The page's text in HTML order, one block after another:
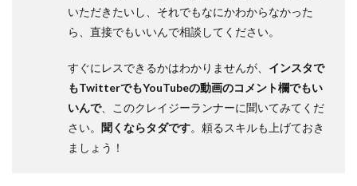
いただきたいし、それでもなにかわからなかった
ら、 直接でもいいんで相談してください。
すぐにレスできるかはわかりませんが、 インスタで
もTwitterでもYouTubeの動画のコメント欄でもい
いんで、このクレイジーランナーに聞いてみてくだ
さい。 聞くならタダです。頼るスキルも上げておき
ましょう！